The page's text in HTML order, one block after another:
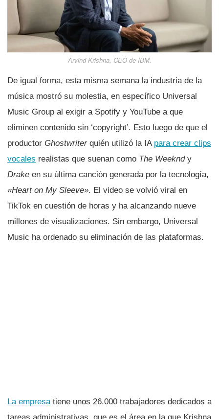
Arvind Krishna, CEO de IBM.
De igual forma, esta misma semana la industria de la
música mostró su molestia, en específico Universal
Music Group al exigir a Spotify y YouTube a que
eliminen contenido sin ‘copyright’. Esto luego de que el
productor Ghostwriterquién utilizó la IA para crear clips
vocales realistas que suenan como The Weekndy
Drake en su última canción generada por la tecnología,
«Heart on My Sleeve». El video se volvió viral en
TikTok en cuestión de horas y ha alcanzando nueve
millones de visualizaciones. Sin embargo, Universal
Music ha ordenado su eliminación de las plataformas.
La empresa tiene unos 26.000 trabajadores dedicados a
tareas administrativas, que es el área en la que Krishna